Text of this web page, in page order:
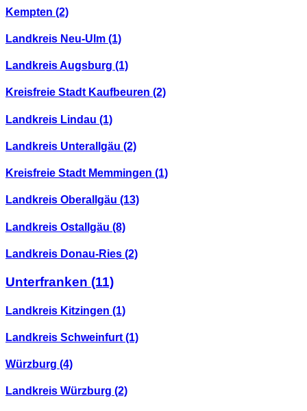
Kempten (2)
Landkreis Neu-Ulm (1)
Landkreis Augsburg (1)
Kreisfreie Stadt Kaufbeuren (2)
Landkreis Lindau (1)
Landkreis Unterallgäu (2)
Kreisfreie Stadt Memmingen (1)
Landkreis Oberallgäu (13)
Landkreis Ostallgäu (8)
Landkreis Donau-Ries (2)
Unterfranken (11)
Landkreis Kitzingen (1)
Landkreis Schweinfurt (1)
Würzburg (4)
Landkreis Würzburg (2)